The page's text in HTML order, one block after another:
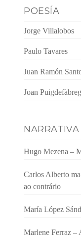
POESÍA
Jorge Villalobos
Paulo Tavares
Juan Ramón
Joan
NARRATIVA
Hugo Mezena –
Carlos Alberto
ao contrário
María López
Marlene Ferraz –